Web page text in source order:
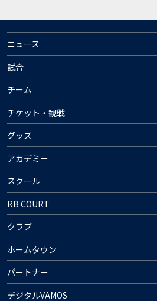
ニュース
試合
チーム
チケット・観戦
グッズ
アカデミー
スクール
RB COURT
クラブ
ホームタウン
パートナー
デジタルVAMOS